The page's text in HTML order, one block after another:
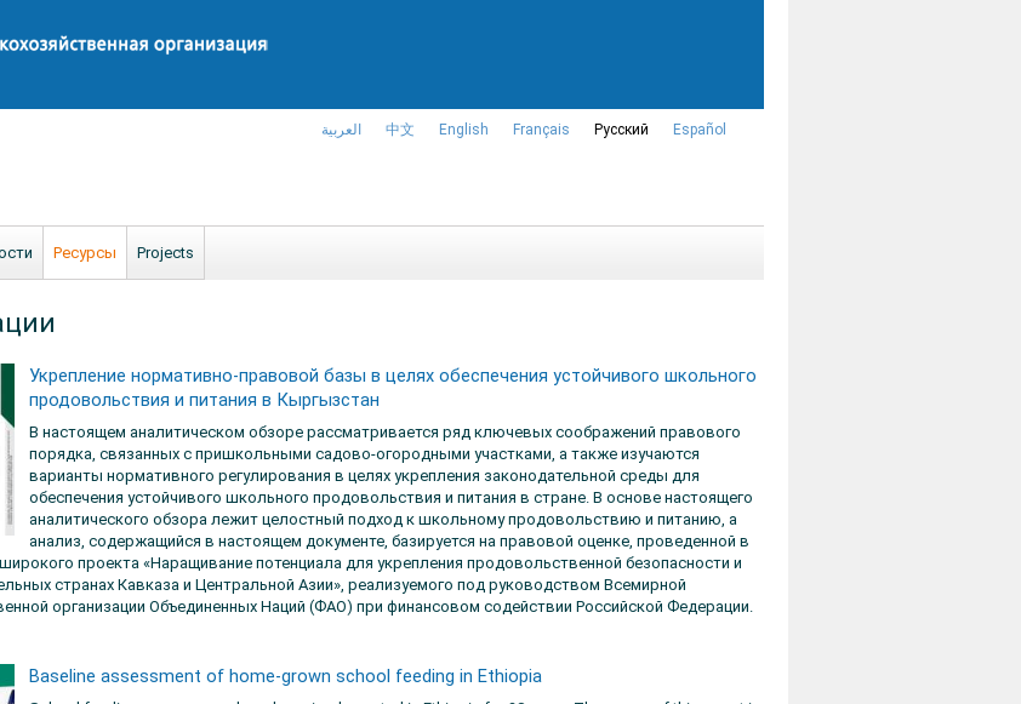
العربية 中文 English Français Русский Español
Ресурсы Projects
Укрепление нормативно-правовой базы в целях обеспечения устойчивого школьного
продовольствия и питания в Кыргызстан
В настоящем аналитическом обзоре рассматривается ряд ключевых соображений правового
порядка, связанных с пришкольными садово-огородными участками, а также изучаются
варианты нормативного регулирования в целях укрепления законодательной среды для
обеспечения устойчивого школьного продовольствия и питания в стране. В основе настоящего
аналитического обзора лежит целостный подход к школьному продовольствию и питанию, а
анализ, содержащийся в настоящем документе, базируется на правовой оценке, проведенной в
проекта «Наращивание потенциала для укрепления продовольственной безопасности и
странах Кавказа и Центральной Азии», реализуемого под руководством Всемирной
организации Объединенных Наций (ФАО) при финансовом содействии Российской Федерации.
Baseline assessment of home-grown school feeding in Ethiopia